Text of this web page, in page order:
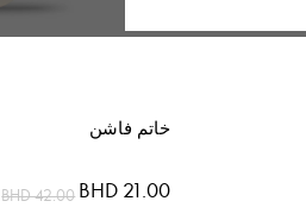
خاتم فاشن
BHD 21.00
BHD 42.00